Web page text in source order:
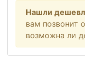
Нашли
вам позвонит
возможна ли